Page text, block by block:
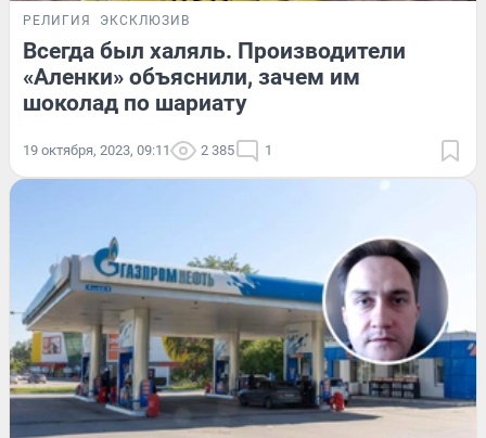
РЕЛИГИЯ ЭКСКЛЮЗИВ
Всегда был халяль. Производители
«Аленки» объяснили, зачем им
шоколад по шариату
19 октября, 2023, 09:11 2 385 1